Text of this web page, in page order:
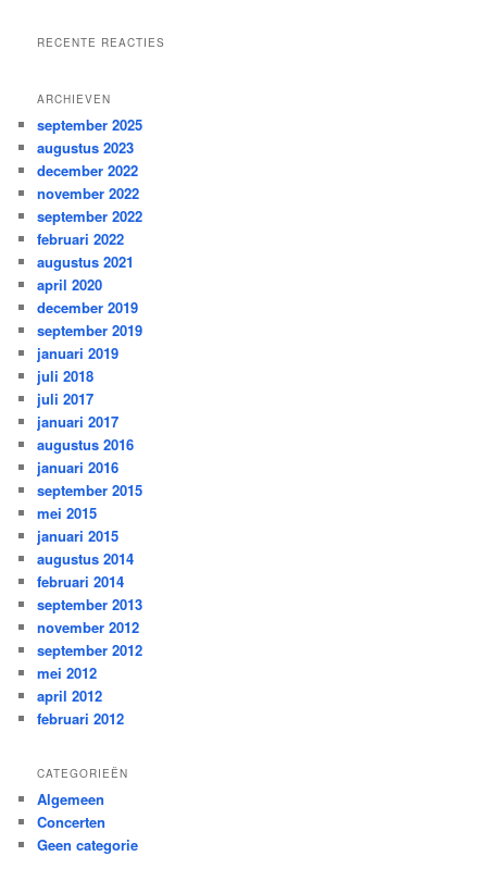
RECENTE REACTIES
ARCHIEVEN
september 2025
augustus 2023
december 2022
november 2022
september 2022
februari 2022
augustus 2021
april 2020
december 2019
september 2019
januari 2019
juli 2018
juli 2017
januari 2017
augustus 2016
januari 2016
september 2015
mei 2015
januari 2015
augustus 2014
februari 2014
september 2013
november 2012
september 2012
mei 2012
april 2012
februari 2012
CATEGORIEËN
Algemeen
Concerten
Geen categorie